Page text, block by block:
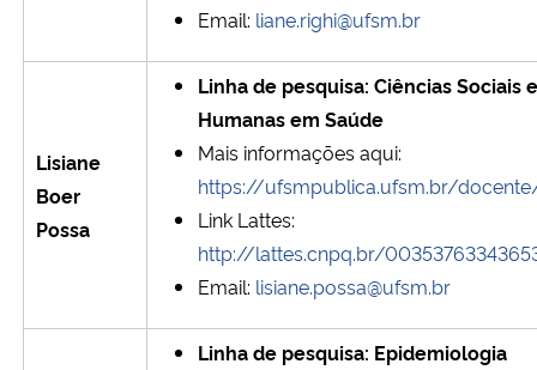
Email: liane.righi@ufsm.br
Lisiane
Boer
Possa
Linha de pesquisa: Ciências Sociais e
Humanas em Saúde
Mais informações aqui:
https://ufsmpublica.ufsm.br/
Link Lattes:
http://lattes.cnpq.br/
Email: lisiane.possa@ufsm.br
Linha de pesquisa: Epidemiologia